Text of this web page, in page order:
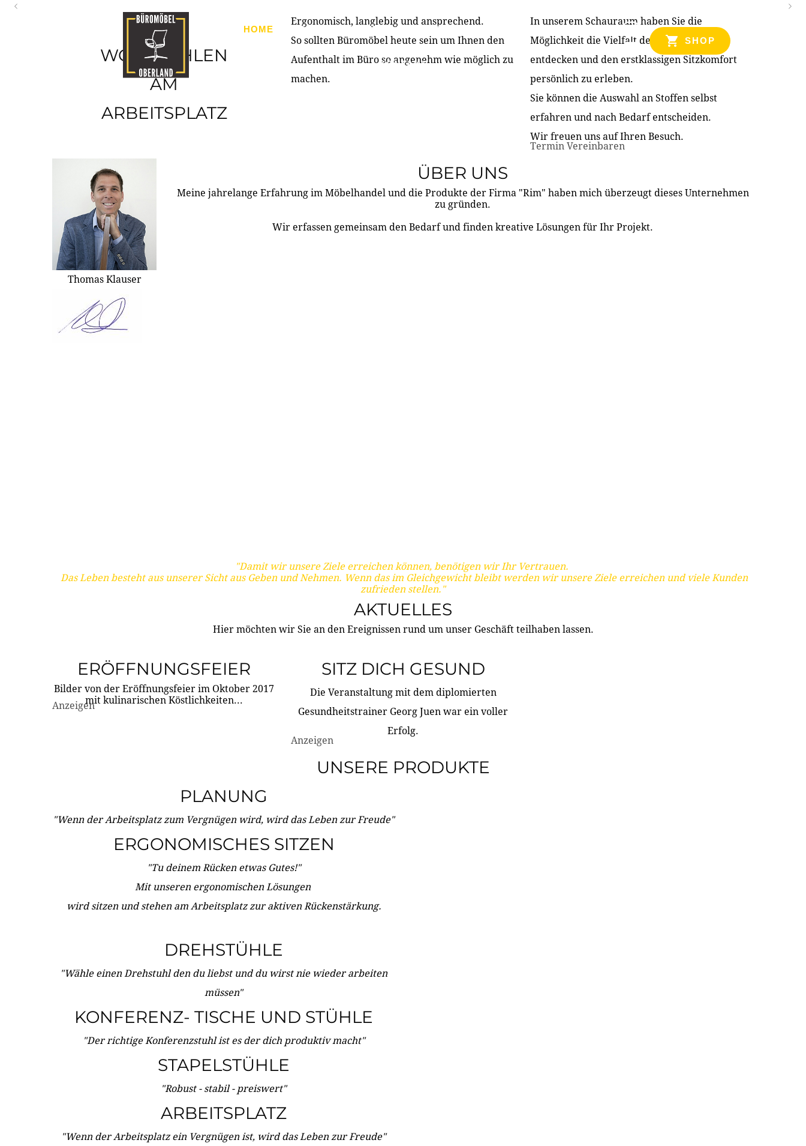
HOME PRODUKTE ÜBER UNS PARTNER & REFERENZEN
KONTAKT
SHOP
WOHLFÜHLEN
AM
ARBEITSPLATZ
Ergonomisch, langlebig und ansprechend.
So sollten Büromöbel heute sein um Ihnen den
Aufenthalt im Büro so angenehm wie möglich zu
machen.
In unserem Schauraum haben Sie die
Möglichkeit die Vielfalt der Produkte zu
entdecken und den erstklassigen Sitzkomfort
persönlich zu erleben.
Sie können die Auswahl an Stoffen selbst
erfahren und nach Bedarf entscheiden.
Wir freuen uns auf Ihren Besuch.
Termin Vereinbaren
Thomas Klauser
ÜBER UNS
Meine jahrelange Erfahrung im Möbelhandel und die Produkte der Firma "Rim" haben mich überzeugt dieses Unternehmen
zu gründen.
Wir erfassen gemeinsam den Bedarf und finden kreative Lösungen für Ihr Projekt.
"Damit wir unsere Ziele erreichen können, benötigen wir Ihr Vertrauen.
Das Leben besteht aus unserer Sicht aus Geben und Nehmen. Wenn das im Gleichgewicht bleibt werden wir unsere Ziele erreichen und viele Kunden
zufrieden stellen."
AKTUELLES
Hier möchten wir Sie an den Ereignissen rund um unser Geschäft teilhaben lassen.
ERÖFFNUNGSFEIER
Bilder von der Eröffnungsfeier im Oktober 2017
mit kulinarischen Köstlichkeiten...
Anzeigen
SITZ DICH GESUND
Die Veranstaltung mit dem diplomierten
Gesundheitstrainer Georg Juen war ein voller
Erfolg.
Anzeigen
UNSERE PRODUKTE
PLANUNG
"Wenn der Arbeitsplatz zum Vergnügen wird, wird das Leben zur Freude"
ERGONOMISCHES SITZEN
"Tu deinem Rücken etwas Gutes!"
Mit unseren ergonomischen Lösungen
wird sitzen und stehen am Arbeitsplatz zur aktiven Rückenstärkung.
DREHSTÜHLE
"Wähle einen Drehstuhl den du liebst und du wirst nie wieder arbeiten
müssen"
KONFERENZ- TISCHE UND STÜHLE
"Der richtige Konferenzstuhl ist es der dich produktiv macht"
STAPELSTÜHLE
"Robust - stabil - preiswert"
ARBEITSPLATZ
"Wenn der Arbeitsplatz ein Vergnügen ist, wird das Leben zur Freude"